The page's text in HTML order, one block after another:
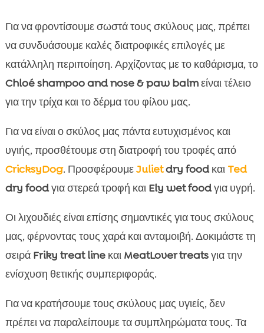
Για να φροντίσουμε σωστά τους σκύλους μας, πρέπει
να συνδυάσουμε καλές διατροφικές επιλογές με
κατάλληλη περιποίηση. Αρχίζοντας με το καθάρισμα, το
Chloé shampoo and nose & paw balmείναι τέλειο
για την τρίχα και το δέρμα του φίλου μας.
Για να είναι ο σκύλος μας πάντα ευτυχισμένος και
υγιής, προσθέτουμε στη διατροφή του τροφές από
CricksyDog. ΠροσφέρουμεJulietdry foodκαι Ted
dry foodγια στερεά τροφή και Ely wet foodγια υγρή.
Οι λιχουδιές είναι επίσης σημαντικές για τους σκύλους
μας, φέρνοντας τους χαρά και ανταμοιβή. Δοκιμάστε τη
σειρά Friky treat lineκαι MeatLover treatsγια την
ενίσχυση θετικής συμπεριφοράς.
Για να κρατήσουμε τους σκύλους μας υγιείς, δεν
πρέπει να παραλείπουμε τα συμπληρώματα τους. Τα